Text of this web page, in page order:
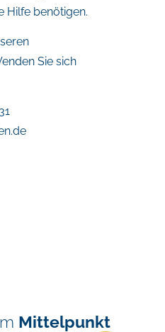
Hilfe benötigen.
Sie sich
Mittelpunkt